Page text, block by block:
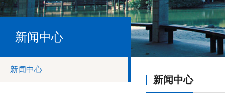
新闻中心
新闻中心
新闻中心